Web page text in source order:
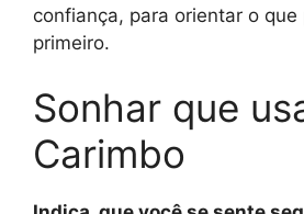
confiança, para orientar o que
primeiro.
Sonhar que
Carimbo